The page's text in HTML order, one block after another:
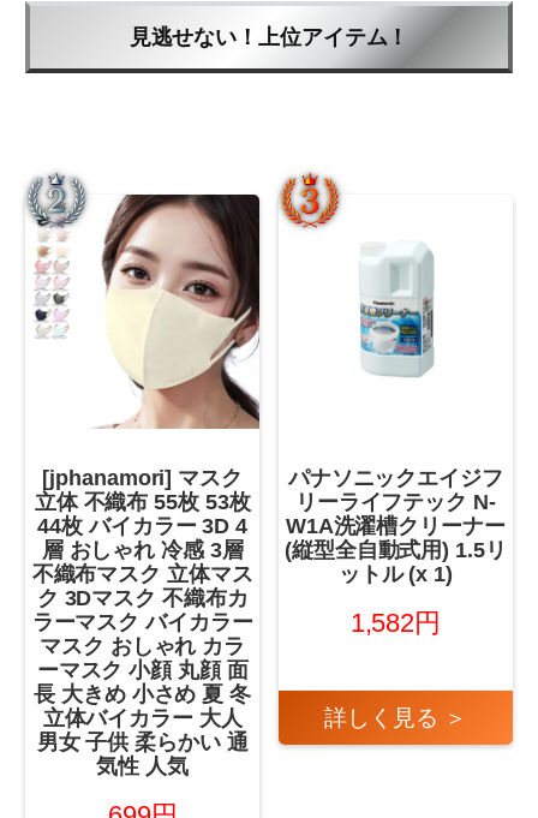
見逃せない！上位アイテム！
[jphanamori] マスク
立体 不織布 55枚 53枚
44枚 バイカラー 3D 4
層 おしゃれ 冷感 3層
不織布マスク 立体マス
ク 3Dマスク 不織布カ
ラーマスク バイカラー
マスク おしゃれ カラ
ーマスク 小顔 丸顔 面
長 大きめ 小さめ 夏 冬
立体バイカラー 大人
男女 子供 柔らかい 通
気性 人気
パナソニックエイジフ
リーライフテック N-
W1A洗濯槽クリーナー
(縦型全自動式用) 1.5リ
ットル (x 1)
1,582円
詳しく見る ＞